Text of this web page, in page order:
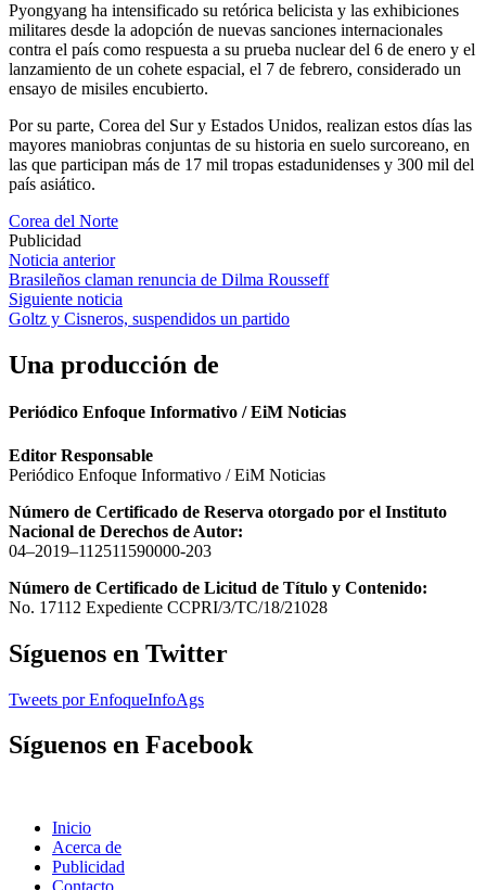
Pyongyang ha intensificado su retórica belicista y las exhibiciones
militares desde la adopción de nuevas sanciones internacionales
contra el país como respuesta a su prueba nuclear del 6 de enero y el
lanzamiento de un cohete espacial, el 7 de febrero, considerado un
ensayo de misiles encubierto.
Por su parte, Corea del Sur y Estados Unidos, realizan estos días las
mayores maniobras conjuntas de su historia en suelo surcoreano, en
las que participan más de 17 mil tropas estadunidenses y 300 mil del
país asiático.
Corea del Norte
Publicidad
Navegación
de
entradas
Noticia anterior
Brasileños claman renuncia de Dilma Rousseff
Siguiente noticia
Goltz y Cisneros, suspendidos un partido
Una producción de
Periódico Enfoque Informativo / EiM Noticias
Editor Responsable
Periódico Enfoque Informativo / EiM Noticias
Número de Certificado de Reserva otorgado por el Instituto
Nacional de Derechos de Autor:
04–2019–112511590000-203
Número de Certificado de Licitud de Título y Contenido:
No. 17112 Expediente CCPRI/3/TC/18/21028
Síguenos en Twitter
Tweets por EnfoqueInfoAgs
Síguenos en Facebook
Inicio
Acerca de
Publicidad